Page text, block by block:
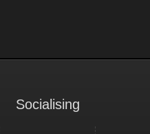
Socialising